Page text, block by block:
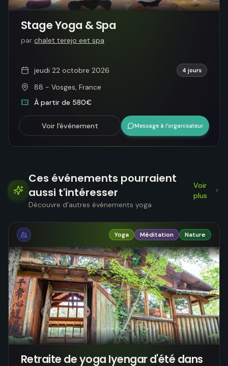
Stage Yoga & Spa
par chalet terejo eet spa
jeudi 22 octobre 2026 4 jours
88 - Vosges, France
À partir de 580€
Voir l'événement Message à l’organisateur
Ces événements pourraient
aussi t'intéresser
Découvre d'autres événements yoga
Voir
plus
Yoga Méditation Nature
Retraite de yoga Iyengar d'été dans